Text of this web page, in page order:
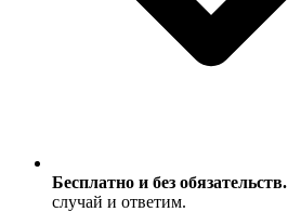
Бесплатно и без обязательств.
случай и ответим.